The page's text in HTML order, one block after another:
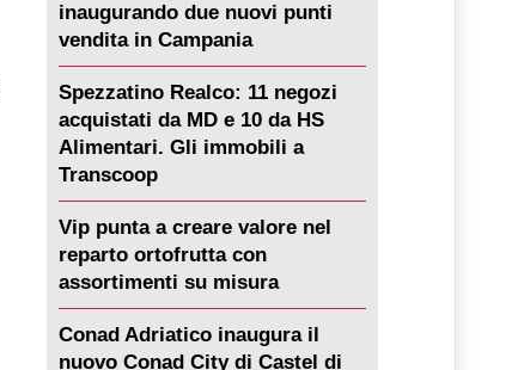
inaugurando due nuovi punti
vendita in Campania
Spezzatino Realco: 11 negozi
acquistati da MD e 10 da HS
Alimentari. Gli immobili a
Transcoop
Vip punta a creare valore nel
reparto ortofrutta con
assortimenti su misura
Conad Adriatico inaugura il
nuovo Conad City di Castel di